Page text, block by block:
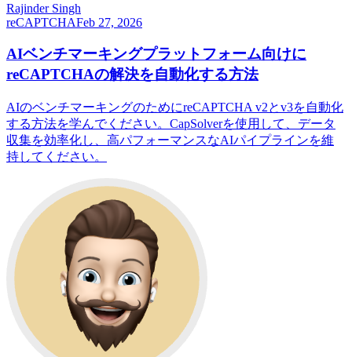
Rajinder Singh
reCAPTCHAFeb 27, 2026
AIベンチマーキングプラットフォーム向けに
reCAPTCHAの解決を自動化する方法
AIのベンチマーキングのためにreCAPTCHA v2とv3を自動化
する方法を学んでください。CapSolverを使用して、データ
収集を効率化し、高パフォーマンスなAIパイプラインを維
持してください。